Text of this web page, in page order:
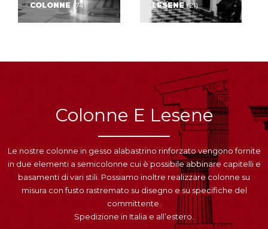
Colonne E Lesene
Le nostre colonne in gesso alabastrino rinforzato vengono fornite
in due elementi a semicolonne cui è possibile abbinare capitelli e
basamenti di vari stili. Possiamo inoltre realizzare colonne su
misura con fusto rastremato su disegno e su specifiche del
committente.
Spedizione in Italia e all’estero.
COLONNE(74) LESENE(21)